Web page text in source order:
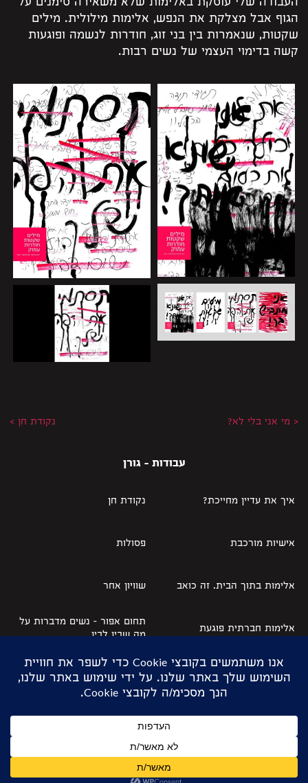
העבודה שלי עוסקת באלימות שלא משאירה סימנים על
הגוף אבל מצלקת את הנפש, אלימות מילולית. מילים
שקטות, שנאמרות בין בני זוג, חודרות לנשמה ופוגעות
קשה בדימוי העצמי של נשים רבות.
נקודת חן > < מי אני בלי לא?
עבודות - גורן
איך את עדיין מחייכת?
אישיות מורכבת
אלימות בתוך הבית. זה כואב
אלימות חברתית פוגעת
ולא אבה לשמוע בקולה
לפני שנרצחה לא הייתה בחיים
מי אני בלי לא?
נקודת חן
פסולות
שוויון אחר
תחום אפור – נשים מדברות על
מה שבין לבין